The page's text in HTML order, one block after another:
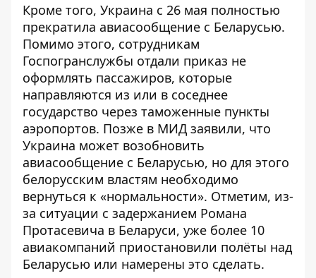
Кроме того, Украина с 26 мая полностью
прекратила авиасообщение с Беларусью.
Помимо этого, сотрудникам
Госпогранслужбы отдали приказ не
оформлять пассажиров, которые
направляются из или в соседнее
государство через таможенные пункты
аэропортов. Позже в МИД заявили, что
Украина может возобновить
авиасообщение с Беларусью, но для этого
белорусским властям необходимо
вернуться к «нормальности». Отметим, из-
за ситуации с задержанием Романа
Протасевича в Беларуси, уже более 10
авиакомпаний приостановили полёты над
Беларусью или намерены это сделать.